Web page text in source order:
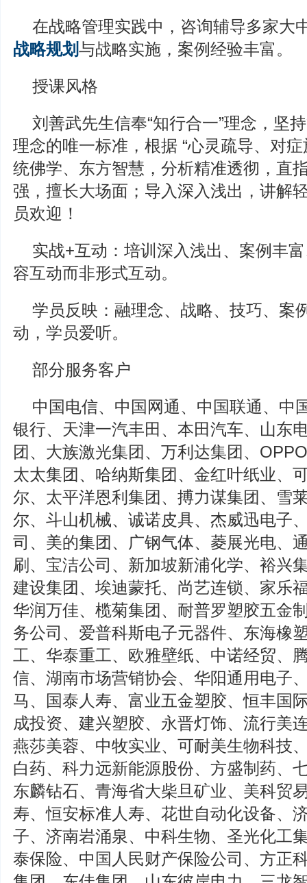
在战略管理实践中，咨询辅导多家大
战略规划与战略实施，案例经验丰富。
授课风格
刘善武先生信奉“知行合一”理念，坚
理念的唯一标准，根据 “心灵疏导、对
统佛学、东方智慧，分析精准透彻，直
强，擅长大场面；导入深入浅出，讲解
员欢迎！
实战+互动：培训深入浅出、案例丰
容互动而非形式互动。
学员反映：融理念、战略、技巧、案
动，学员爱听。
部分服务客户
中国电信、中国网通、中国联通、中
银行、天津一汽丰田、本田汽车、山东
团、大族激光集团、万利达集团、
太太集团、哈纳斯集团、金红叶纸业、
尔、太平洋恩利集团、搏力谋集团、雪
尔、斗山机械、诚诺皮具、杰威迅电子
司、美的集团、广钢气体、菱展光电、
刷、宝洁公司、新加坡新浦化学、裕兴
建设集团、埃迪蒙托、尚艺连锁、家乐
华润万佳、榄菊集团、耐普罗塑胶五金
务公司、爱普科斯电子元器件、东海橡
工、华泰重工、欧雅壁纸、中诺经贸、
信、湖南市场营销协会、华阳通用电子
马、国泰人寿、富业五金塑胶、恒丰国
成投资、建兴塑胶、永晋灯饰、流行美
燕莎美蓉、中牧实业、可耐美生物科技
白药、科力远新能源股份、方盛制药、
东麟钻石、青海省大柴旦矿业、美科贸
寿、恒安标准人寿、花世自动化设备、
子、济南岩涌泉、中科生物、圣光化工
泰保险、中国人民财产保险公司、方正